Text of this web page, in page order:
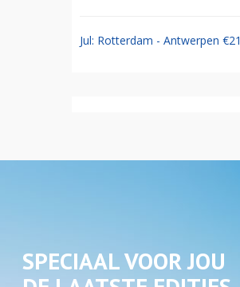
Jul: Rotterdam - Antwerpen €21
SPECIAAL VOOR JOU